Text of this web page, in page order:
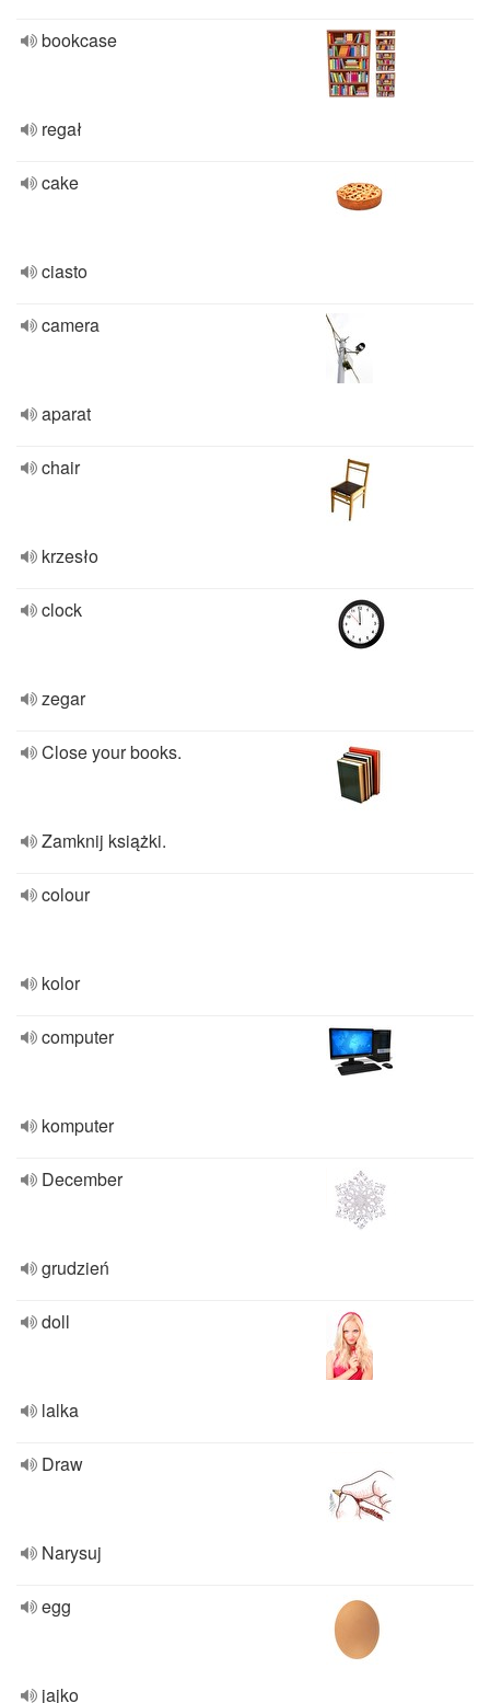
bookcase
regał
cake
ciasto
camera
aparat
chair
krzesło
clock
zegar
Close your books.
Zamknij książki.
colour
kolor
computer
komputer
December
grudzień
doll
lalka
Draw
Narysuj
egg
jajko